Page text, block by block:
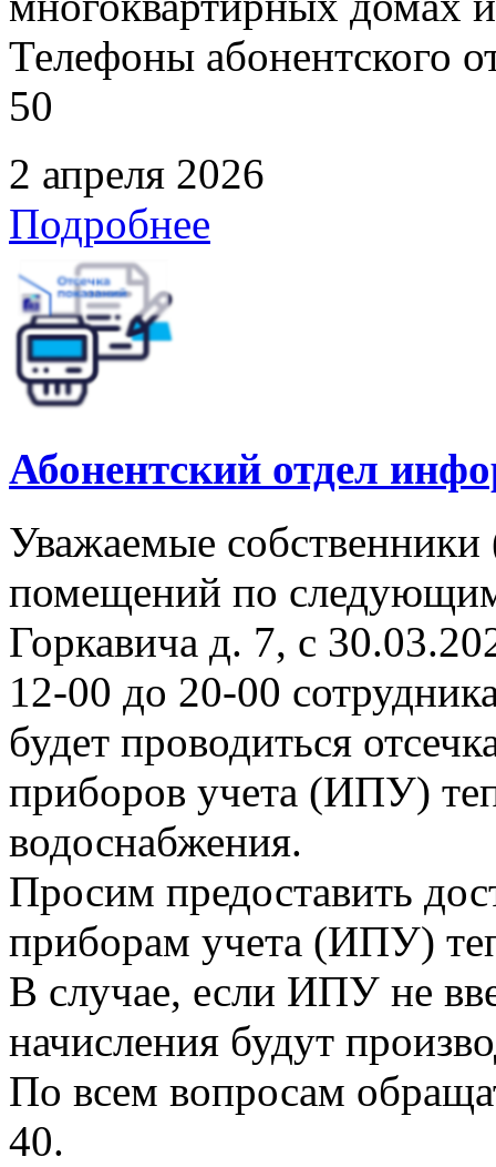
Телефоны абонентского
50
2 апреля 2026
Подробнее
Абонентский отдел
Уважаемые
помещений по
Горкавича д. 7, с
12-00 до 20-00
будет проводиться
приборов учета (ИПУ)
водоснабжения.
Просим предоставить
приборам учета (ИПУ)
В случае, если ИПУ не
начисления будут
По всем вопросам
40.